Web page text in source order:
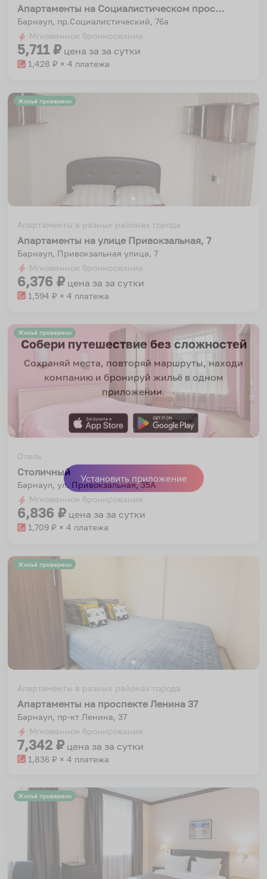
Апартаменты на Социалистическом проспекте, 76А
Барнаул, пр.Социалистический, 76а
Мгновенное бронирование
5,711 ₽ цена за за сутки
1,428 ₽ × 4 платежа
Жильё проверено
Апартаменты в разных районах города
Апартаменты на улице Привокзальная, 7
Барнаул, Привокзальная улица, 7
Мгновенное бронирование
6,376 ₽ цена за за сутки
1,594 ₽ × 4 платежа
Жильё проверено
Отель
Столичный
Барнаул, ул. Привокзальная, 35А
Мгновенное бронирование
6,836 ₽ цена за за сутки
1,709 ₽ × 4 платежа
Жильё проверено
Апартаменты в разных районах города
Апартаменты на проспекте Ленина 37
Барнаул, пр-кт Ленина, 37
Мгновенное бронирование
7,342 ₽ цена за за сутки
1,836 ₽ × 4 платежа
Жильё проверено
Собери путешествие без сложностей
Сохраняй места, повторяй маршруты, находи
компанию и бронируй жильё в одном
приложении.
Установить приложение